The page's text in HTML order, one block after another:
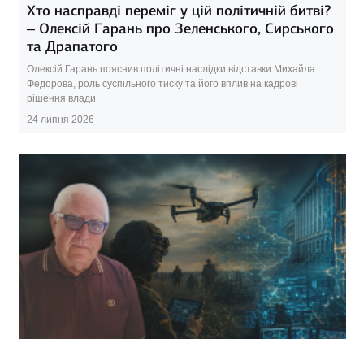
Хто насправді переміг у цій політичній битві?
– Олексій Гарань про Зеленського, Сирського
та Драпатого
Олексій Гарань пояснив політичні наслідки відставки Михайла
Федорова, роль суспільного тиску та його вплив на кадрові
рішення влади
24 липня 2026